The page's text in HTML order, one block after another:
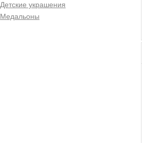
Детские украшения
Медальоны